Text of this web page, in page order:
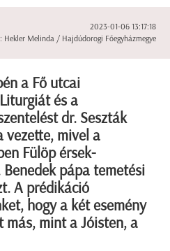
2023-01-06 13:17:18
Hekler Melinda / Hajdúdorogi Főegyházmegye
a Fő utcai
és a
dr. Seszták
mivel a
Fülöp érsek-
pápa temetési
A prédikáció
hogy a két esemény
más, mint a Jóisten, a